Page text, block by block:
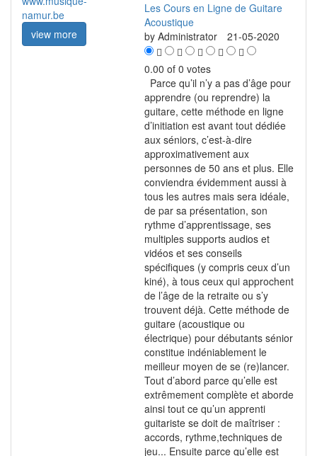
view more
Les Cours en Ligne de Guitare
Acoustique
byAdministrator 21-05-2020
0.00 of 0 votes
Parce qu’il n’y a pas d’âge pour
apprendre (ou reprendre) la
guitare, cette méthode en ligne
d’initiation est avant tout dédiée
aux séniors, c’est-à-dire
approximativement aux
personnes de 50 ans et plus. Elle
conviendra évidemment aussi à
tous les autres mais sera idéale,
de par sa présentation, son
rythme d’apprentissage, ses
multiples supports audios et
vidéos et ses conseils
spécifiques (y compris ceux d’un
kiné), à tous ceux qui approchent
de l’âge de la retraite ou s’y
trouvent déjà. Cette méthode de
guitare (acoustique ou
électrique) pour débutants sénior
constitue indéniablement le
meilleur moyen de se (re)lancer.
Tout d’abord parce qu’elle est
extrêmement complète et aborde
ainsi tout ce qu’un apprenti
guitariste se doit de maîtriser :
accords, rythme,techniques de
jeu... Ensuite parce qu’elle est